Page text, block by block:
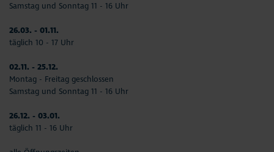
Samstag und Sonntag 11 - 16 Uhr
26.03. - 01.11.
täglich 10 - 17 Uhr
02.11. - 25.12.
Montag - Freitag geschlossen
Samstag und Sonntag 11 - 16 Uhr
26.12. - 03.01.
täglich 11 - 16 Uhr